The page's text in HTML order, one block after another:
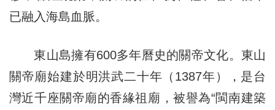
已融入海島血脈。
東山島擁有600多年曆史的關帝文化。東山
關帝廟始建於明洪武二十年（1387年），是台
灣近千座關帝廟的香緣祖廟，被譽為“閩南建築